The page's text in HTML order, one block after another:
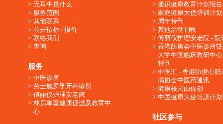
无耳牛是什么
服务范围
其他联系
公开招标 / 报价
联络我们
查询
服务
中医诊所
劳士施罗孚牙科诊所
傅丽仪护理安老院
林贝聿嘉健康促进及教育中
心
通识健康教育计划报告
家庭健康大使培训计划
周年特刊
其他活动刊物
傅丽仪护理安老院 - 院
香港防痨会中医诊所
大学中医临床教研中
特刊
中医汇 - 香港防痨心脏
病协会中医药通讯
健康校园由你创
中医健康大使培訓计划
社区参与